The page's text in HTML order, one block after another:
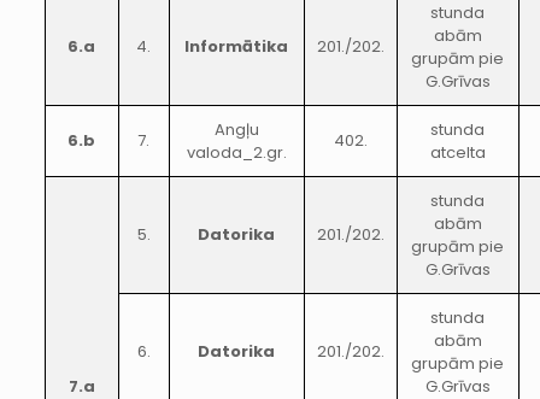
6.a 4. Informātika 201./202.
stunda
abām
grupām pie
G.Grīvas
6.b 7.
Angļu
valoda_2.gr.
402.
stunda
atcelta
7.a
5. Datorika 201./202.
stunda
abām
grupām pie
G.Grīvas
6. Datorika 201./202.
stunda
abām
grupām pie
G.Grīvas